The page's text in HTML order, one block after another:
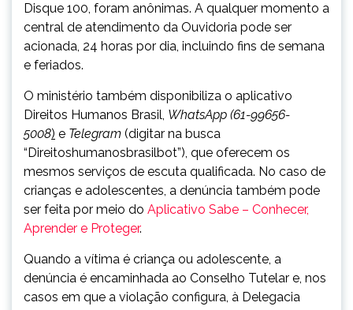
Disque 100, foram anônimas. A qualquer momento a
central de atendimento da Ouvidoria pode ser
acionada, 24 horas por dia, incluindo fins de semana
e feriados.
O ministério também disponibiliza o aplicativo
Direitos Humanos Brasil, WhatsApp (61-99656-
5008) e Telegram (digitar na busca
“Direitoshumanosbrasilbot”), que oferecem os
mesmos serviços de escuta qualificada. No caso de
crianças e adolescentes, a denúncia também pode
ser feita por meio do Aplicativo Sabe – Conhecer,
Aprender e Proteger.
Quando a vítima é criança ou adolescente, a
denúncia é encaminhada ao Conselho Tutelar e, nos
casos em que a violação configura, à Delegacia